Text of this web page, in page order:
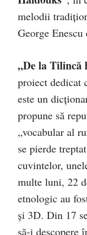
melodii
George
„De la Tilincă
proiect dedicat
este un
propune să
„vocabular al
se pierde
cuvintelor,
multe luni, 22
etnologic au
și 3D. Din 17
să-i descopere